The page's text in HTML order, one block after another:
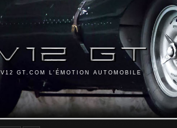
V12 GT.COM L'ÉMOTION AUTOMOBILE